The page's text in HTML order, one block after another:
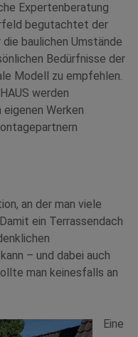
Expertenberatung
begutachtet der
baulichen Umstände
Bedürfnisse der
Modell zu empfehlen.
werden
Werken
an der man viele
ein Terrassendach
– und dabei auch
man keinesfalls an
Eine